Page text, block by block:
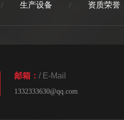
/ 生产设备 / 资质荣誉
邮箱： / E-Mail
1332333630@qq.com